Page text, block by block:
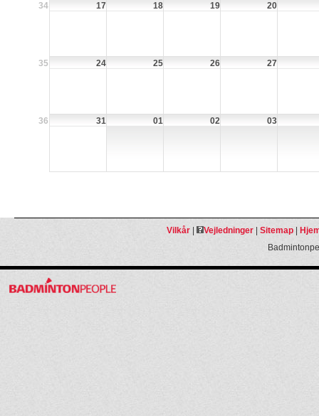
34 17 18 19 20
35 24 25 26 27
36 31 01 02 03
Vilkår| Vejledninger| Sitemap|